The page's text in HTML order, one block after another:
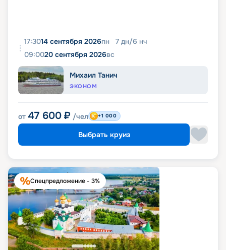
17:3014 сентября 2026пн 7 дн/6 нч
09:0020 сентября 2026вс
Михаил Танич
ЭКОНОМ
от 47 600 ₽ /чел +1 000
Выбрать круиз
Спецпредложение - 3%